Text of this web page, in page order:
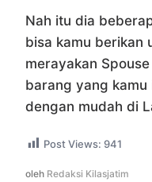
Nah itu dia
bisa kamu berikan
merayakan
barang yang
dengan mudah di
Post Views: 941
oleh Redaksi Kilasjatim